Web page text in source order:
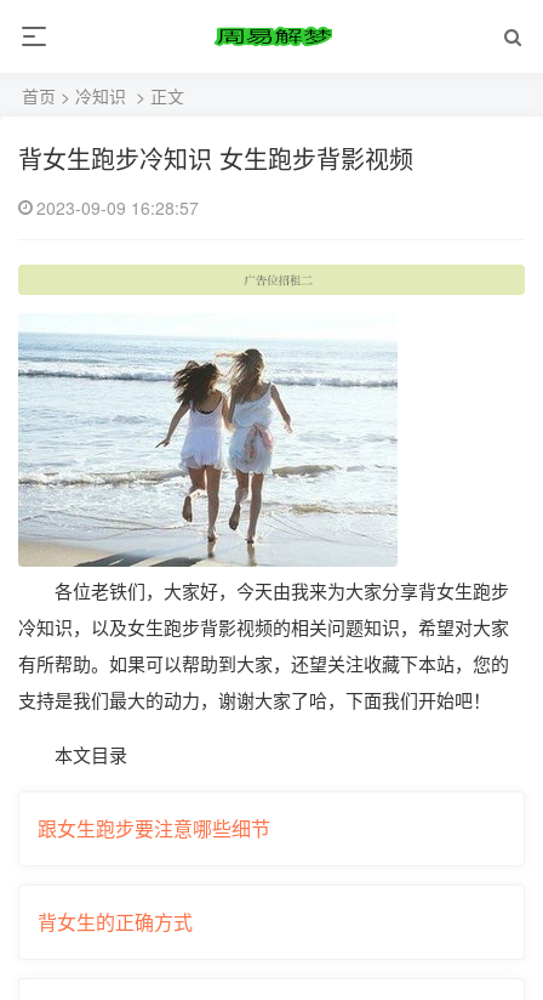
首页 > 冷知识 > 正文
背女生跑步冷知识 女生跑步背影视频
2023-09-09 16:28:57
各位老铁们，大家好，今天由我来为大家分享背女生跑步
冷知识，以及女生跑步背影视频的相关问题知识，希望对大家
有所帮助。如果可以帮助到大家，还望关注收藏下本站，您的
支持是我们最大的动力，谢谢大家了哈，下面我们开始吧！
本文目录
跟女生跑步要注意哪些细节
背女生的正确方式